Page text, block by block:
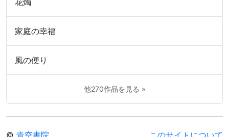
花燭
家庭の幸福
風の便り
他270作品を見る »
© 青空書院 このサイトについて